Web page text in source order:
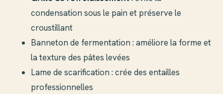
condensation sous le pain et préserve le
croustillant
Banneton de fermentation : améliore la forme et
la texture des pâtes levées
Lame de scarification : crée des entailles
professionnelles